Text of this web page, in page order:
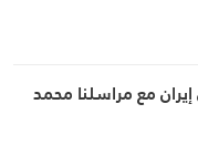
مع مراسلنا محمد